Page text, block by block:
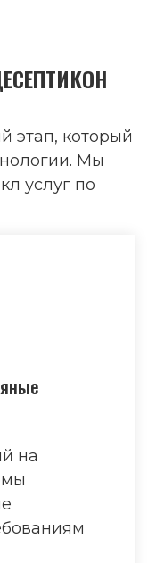
этап, который
Мы
услуг по
на